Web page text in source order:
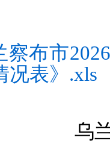
察布市
况表》.xls
乌